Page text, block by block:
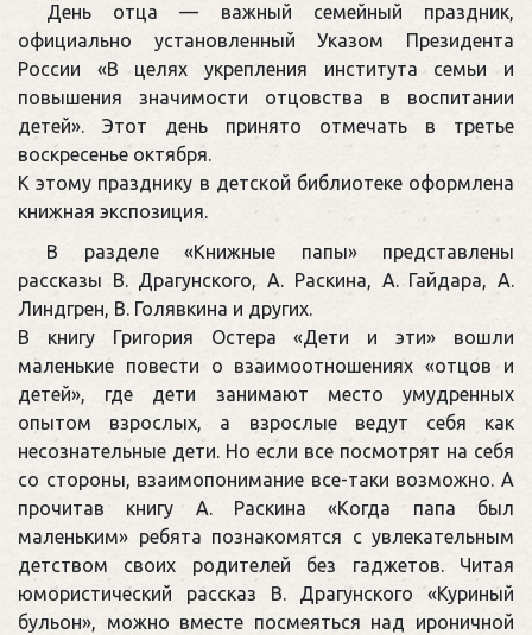
День отца — важный семейный праздник,
официально установленный Указом Президента
России «В целях укрепления института семьи и
повышения значимости отцовства в воспитании
детей». Этот день принято отмечать в третье
воскресенье октября.
К этому празднику в детской библиотеке оформлена
книжная экспозиция.
В разделе «Книжные папы» представлены
рассказы В. Драгунского, А. Раскина, А. Гайдара, А.
Линдгрен, В. Голявкина и других.
В книгу Григория Остера «Дети и эти» вошли
маленькие повести о взаимоотношениях «отцов и
детей», где дети занимают место умудренных
опытом взрослых, а взрослые ведут себя как
несознательные дети. Но если все посмотрят на себя
со стороны, взаимопонимание все-таки возможно. А
прочитав книгу А. Раскина «Когда папа был
маленьким» ребята познакомятся с увлекательным
детством своих родителей без гаджетов. Читая
юмористический рассказ В. Драгунского «Куриный
бульон», можно вместе посмеяться над ироничной